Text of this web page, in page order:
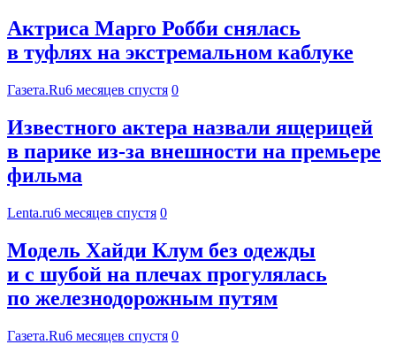
Актриса Марго Робби снялась
в туфлях на экстремальном каблуке
Газета.Ru6 месяцев спустя 0
Известного актера назвали ящерицей
в парике из-за внешности на премьере
фильма
Lenta.ru6 месяцев спустя 0
Модель Хайди Клум без одежды
и с шубой на плечах прогулялась
по железнодорожным путям
Газета.Ru6 месяцев спустя 0